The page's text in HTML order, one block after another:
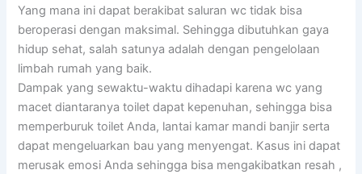
Yang mana ini dapat berakibat saluran wc tidak bisa
beroperasi dengan maksimal. Sehingga dibutuhkan gaya
hidup sehat, salah satunya adalah dengan pengelolaan
limbah rumah yang baik.
Dampak yang sewaktu-waktu dihadapi karena wc yang
macet diantaranya toilet dapat kepenuhan, sehingga bisa
memperburuk toilet Anda, lantai kamar mandi banjir serta
dapat mengeluarkan bau yang menyengat. Kasus ini dapat
merusak emosi Anda sehingga bisa mengakibatkan resah ,